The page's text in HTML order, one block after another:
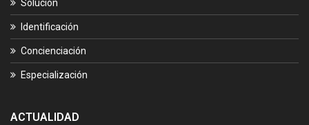
Solución
Identificación
Concienciación
Especialización
ACTUALIDAD